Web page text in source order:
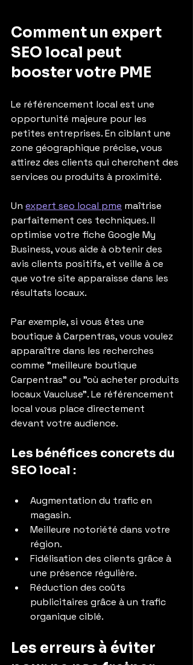
Comment un expert
SEO local peut
booster votre PME
Le référencement local est une
opportunité majeure pour les
petites entreprises. En ciblant une
zone géographique précise, vous
attirez des clients qui cherchent des
services ou produits à proximité.
Un expert seo local pme maîtrise
parfaitement ces techniques. Il
optimise votre fiche Google My
Business, vous aide à obtenir des
avis clients positifs, et veille à ce
que votre site apparaisse dans les
résultats locaux.
Par exemple, si vous êtes une
boutique à Carpentras, vous voulez
apparaître dans les recherches
comme "meilleure boutique
Carpentras" ou "où acheter produits
locaux Vaucluse". Le référencement
local vous place directement
devant votre audience.
Les bénéfices concrets du
SEO local :
Augmentation du trafic en
magasin.
Meilleure notoriété dans votre
région.
Fidélisation des clients grâce à
une présence régulière.
Réduction des coûts
publicitaires grâce à un trafic
organique ciblé.
Les erreurs à éviter